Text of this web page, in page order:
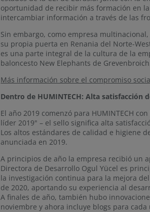
oportunidad de recibir más formación en
intercambiar información a través de las
Sin embargo, como empresa
su propia puerta en Renania del Norte-
es una parte integral de la cultura de la
baloncesto New Elephants de
Más información sobre el compromiso
Dentro de HUMINTECH: Alta satisfacción
El año 2019 comenzó para HUMINTECH
líder 2019" – el sello significa alta
Los altos estándares de calidad e higiene
anunciada en 2019.
A principios de año la empresa recibió un
Directora de Desarrollo Ogul Yücel es
la investigación continua para la mejora
de 2020, aportando su experiencia al
A finales de año, también hubo
noviembre y ahora incluye blogs para cada